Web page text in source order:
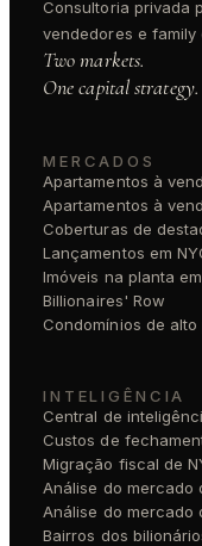
Consultoria privada
vendedores e family
Two markets.
One capital strategy.
MERCADOS
Apartamentos à
Apartamentos à
Coberturas de
Lançamentos em
Imóveis na planta
Billionaires' Row
Condomínios de
INTELIGÊNCIA
Central de
Custos de
Migração fiscal de
Análise do mercado
Análise do mercado
Bairros dos